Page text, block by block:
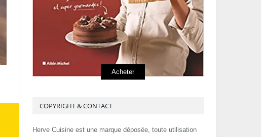
Acheter
COPYRIGHT & CONTACT
Herve Cuisine est une marque déposée, toute utilisation